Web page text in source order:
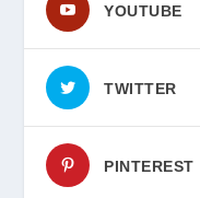
YOUTUBE
TWITTER
PINTEREST